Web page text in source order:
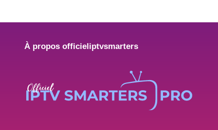
À propos officieliptvsmarters